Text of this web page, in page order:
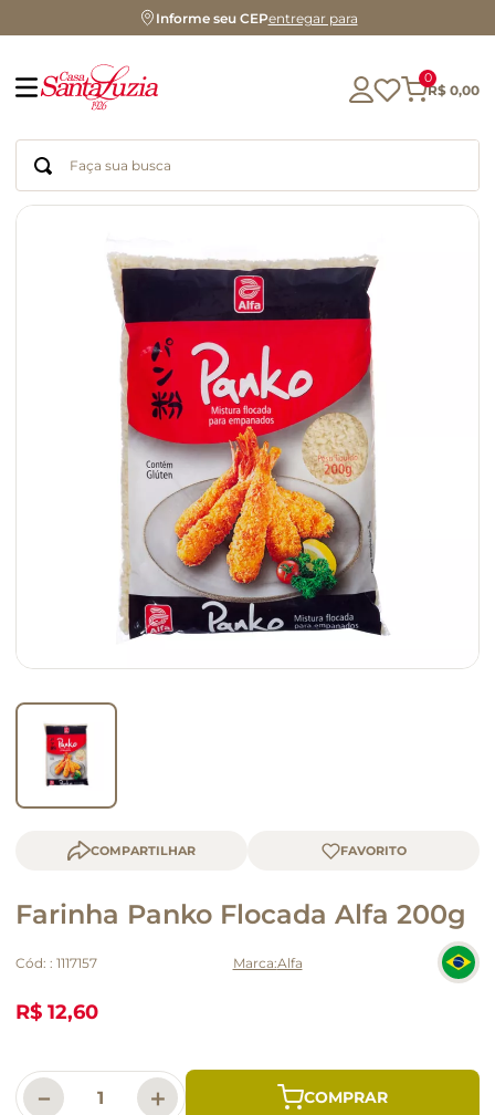
Informe seu CEPentregar para
0
R$ 0,00
Faça sua busca
COMPARTILHAR
Farinha Panko Flocada Alfa 200g
Cód: : 1117157 Alfa
R$ 12,60
＋
－